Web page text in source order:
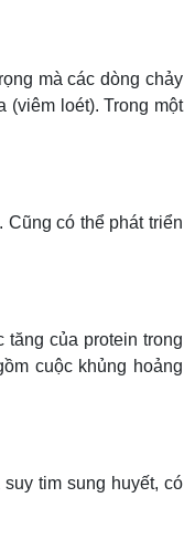
mà các dòng chảy
(viêm loét). Trong một
có thể phát triển
của protein trong
cuộc khủng hoảng
tim sung huyết, có